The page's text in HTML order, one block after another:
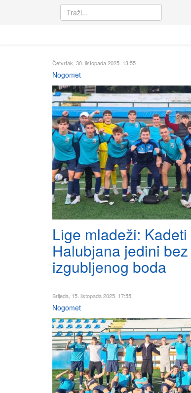
Četvrtak, 30. listopada 2025. 13:55
Nogomet
Lige mladeži: Kadeti
Halubjana jedini bez
izgubljenog boda
Srijeda, 15. listopada 2025. 17:55
Nogomet